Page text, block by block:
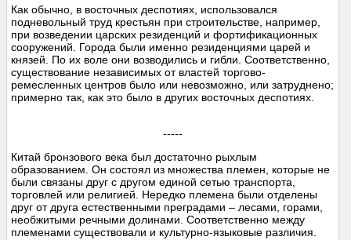
Как обычно, в восточных деспотиях, использовался
подневольный труд крестьян при строительстве, например,
при возведении царских резиденций и фортификационных
сооружений. Города были именно резиденциями царей и
князей. По их воле они возводились и гибли. Соответственно,
существование независимых от властей торгово-
ремесленных центров было или невозможно, или затруднено;
примерно так, как это было в других восточных деспотиях.
-----
Китай бронзового века был достаточно рыхлым
образованием. Он состоял из множества племен, которые не
были связаны друг с другом единой сетью транспорта,
торговлей или религией. Нередко племена были отделены
друг от друга естественными преградами – лесами, горами,
необжитыми речными долинами. Соответственно между
племенами существовали и культурно-языковые различия.